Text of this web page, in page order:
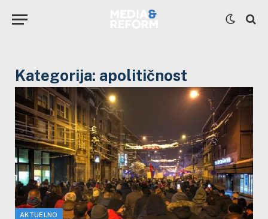
Kategorija: apolitičnost
AKTUELNO